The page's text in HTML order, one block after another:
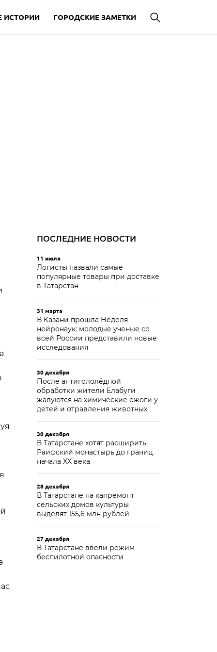
ИСТОРИИ ГОРОДСКИЕ ЗАМЕТКИ
ПОСЛЕДНИЕ НОВОСТИ
11 июля
Логисты назвали самые
популярные товары при доставке
в Татарстан
31 марта
В Казани прошла Неделя
нейронаук: молодые ученые со
всей России представили новые
исследования
30 декабря
После антигололёдной
обработки жители Елабуги
жалуются на химические ожоги у
детей и отравления животных
30 декабря
В Татарстане хотят расширить
Раифский монастырь до границ
начала XX века
28 декабря
В Татарстане на капремонт
сельских домов культуры
выделят 155,6 млн рублей
27 декабря
В Татарстане ввели режим
беспилотной опасности